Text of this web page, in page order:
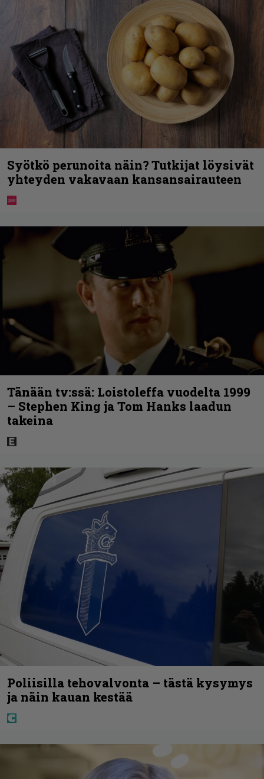
Syötkö perunoita näin? Tutkijat löysivät
yhteyden vakavaan kansansairauteen
Tänään tv:ssä: Loistoleffa vuodelta 1999
– Stephen King ja Tom Hanks laadun
takeina
Poliisilla tehovalvonta – tästä kysymys
ja näin kauan kestää